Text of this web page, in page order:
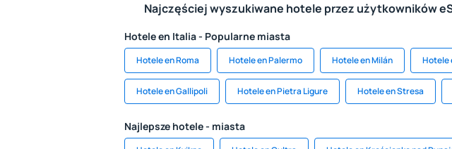
Najczęściej wyszukiwane hotele przez użytkowników
Hotele en Italia - Popularne miasta
Hotele en Roma Hotele en Palermo Hotele en Milán Hotele
Hotele en Gallipoli Hotele en Pietra Ligure Hotele en Stresa
Najlepsze hotele - miasta